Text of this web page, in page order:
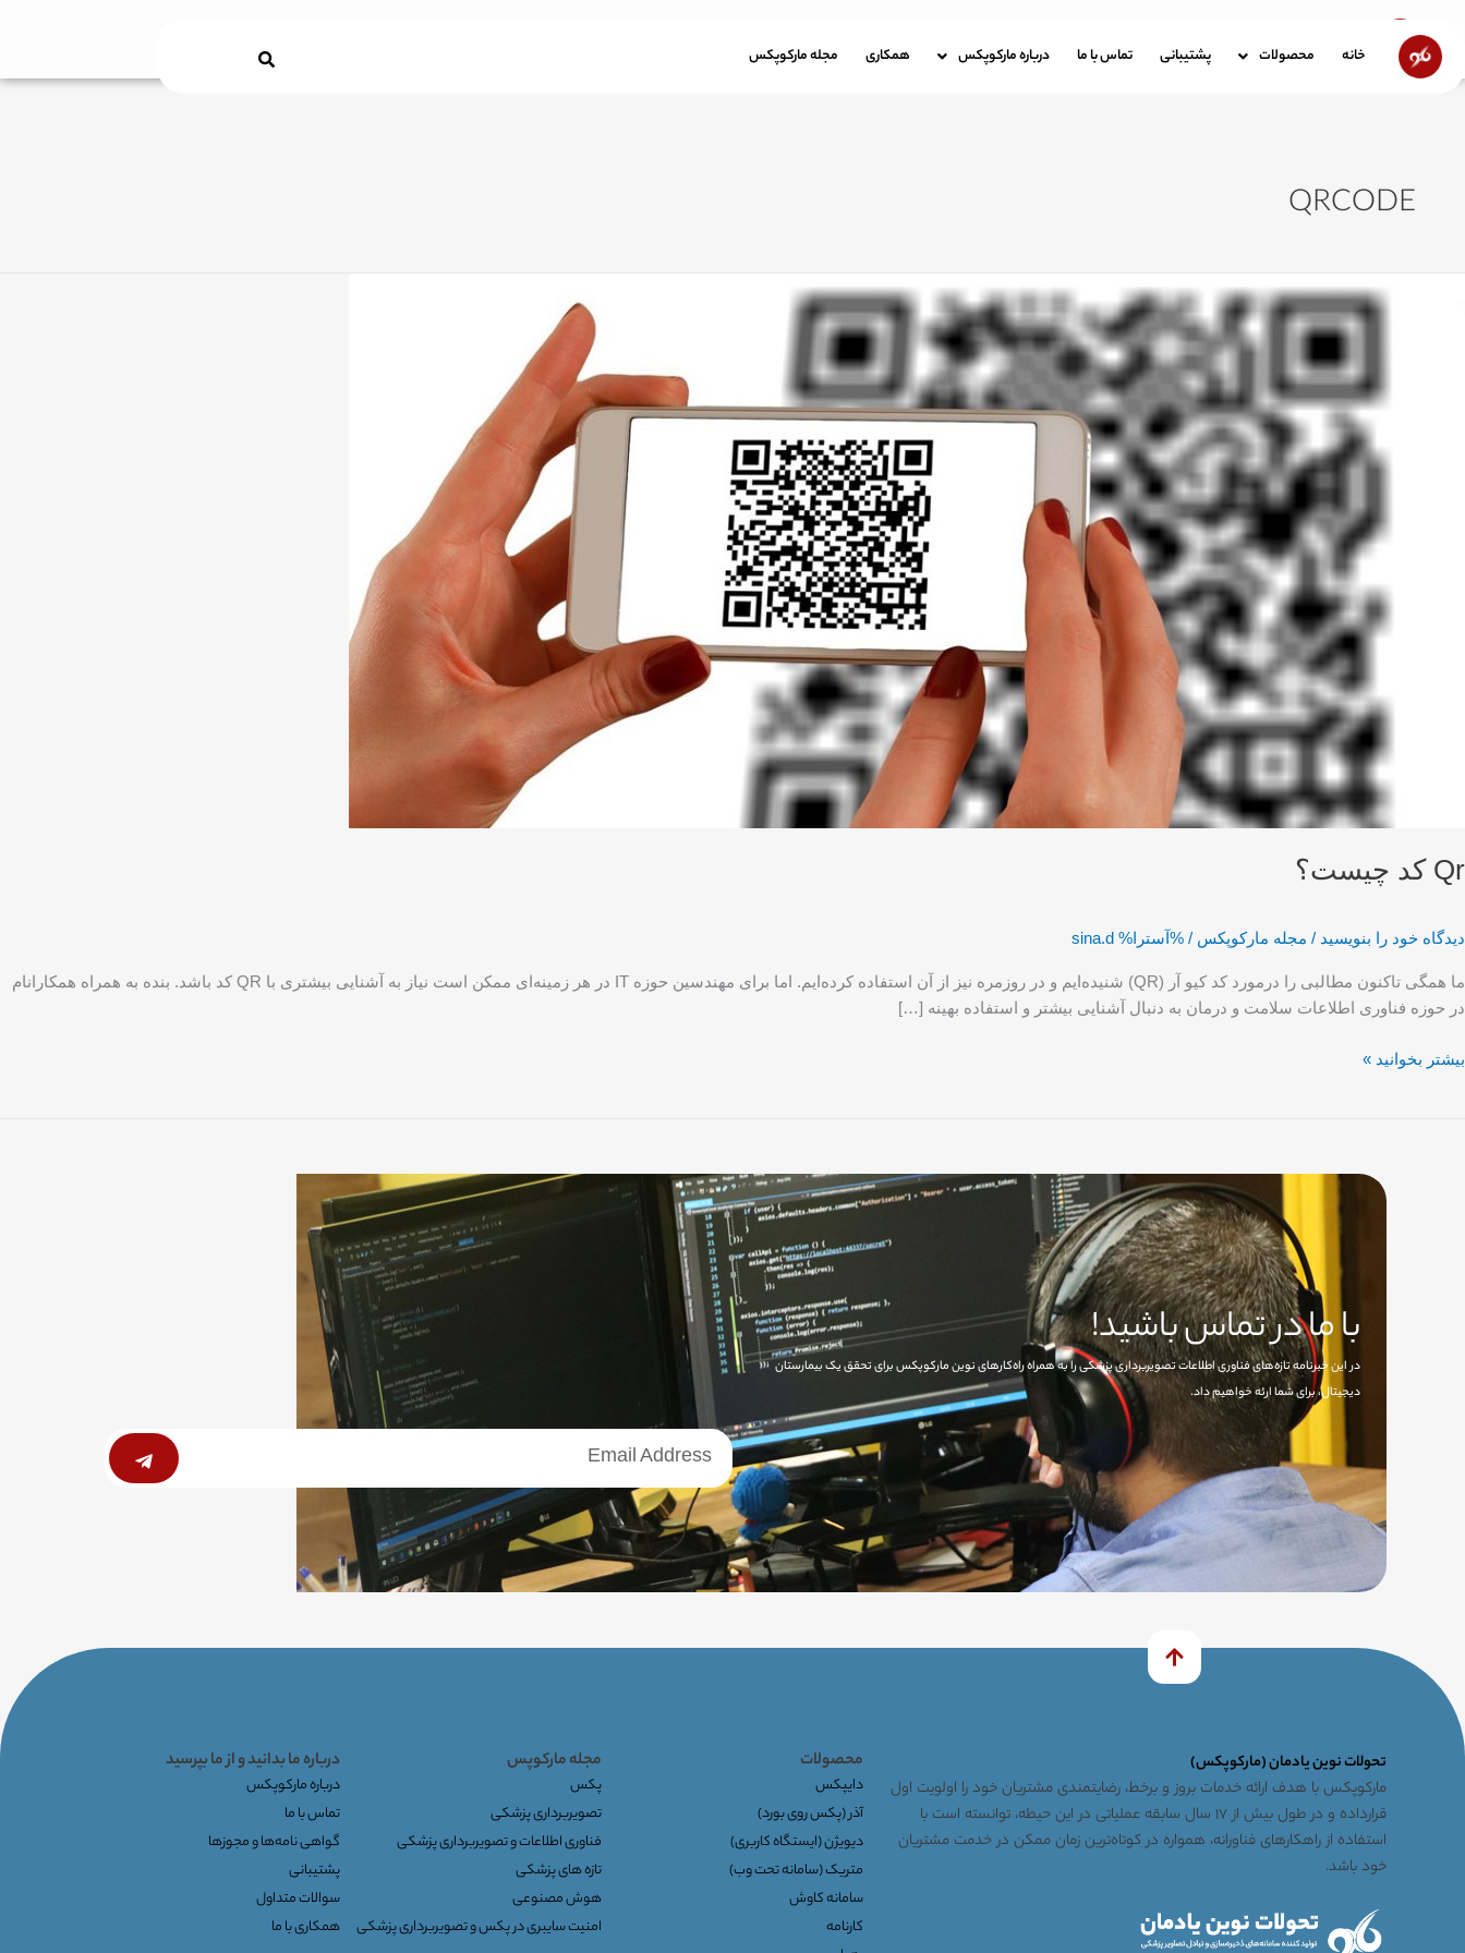
محتوا
خانه محصولات پشتیبانی تماس با ما درباره مارکوپکس همکاری مجله مارکوپکس
QRCODE
Qr کد چیست؟
دیدگاه‌ خود را بنویسید / مجله مارکوپکس / %آسترا% sina.d
ما همگی تاکنون مطالبی را درمورد کد کیو آر (QR) شنیده‌ایم و در روزمره نیز از آن استفاده کرده‌ایم. اما برای مهندسین حوزه IT در هر زمینه‌ای ممکن است نیاز به آشنایی بیشتری با QR کد باشد. بنده به همراه همکارانام
در حوزه فناوری اطلاعات سلامت و درمان به دنبال آشنایی بیشتر و استفاده بهینه […]
بیشتر بخوانید »
با ما در تماس باشید!
در این خبرنامه تازه‌های فناوری اطلاعات تصویربرداری پزشکی را به همراه راه‌کارهای نوین مارکوپکس برای تحقق یک بیمارستان
دیجیتال، برای شما ارئه خواهیم داد.
خبرنامه Submit
تحولات نوین یادمان (مارکوپکس)
مارکوپکس با هدف ارائه خدمات بروز و برخط، رضایتمندی مشتریان خود را اولویت اول
قرارداده و در طول بیش از ۱۷ سال سابقه عملیاتی در این حیطه، توانسته است با
استفاده از راهکارهای فناورانه، همواره در کوتاه‌ترین زمان ممکن در خدمت مشتریان
خود باشد.
محصولات
دایپکس
آذر (پکس روی بورد)
دیویژن (ایستگاه کاربری)
متریک (سامانه تحت وب)
سامانه کاوش
کارنامه
مجله مارکوپس
پکس
تصویربرداری پزشکی
فناوری اطلاعات و تصویربرداری پزشکی
تازه های پزشکی
هوش مصنوعی
امنیت سایبری در پکس و تصویربرداری پزشکی
درباره ما بدانید و از ما بپرسید
درباره مارکوپکس
تماس با ما
گواهی نامه‌ها و مجوزها
پشتیبانی
سوالات متداول
همکاری با ما